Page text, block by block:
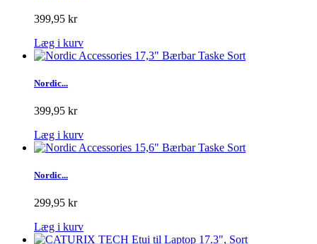
399,95 kr
Læg i kurv
Nordic...
399,95 kr
Læg i kurv
Nordic...
299,95 kr
Læg i kurv